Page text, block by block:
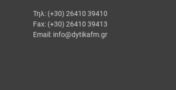
Τηλ: (+30) 26410 39410
Fax: (+30) 26410 39413
Email: info@dytikafm.gr